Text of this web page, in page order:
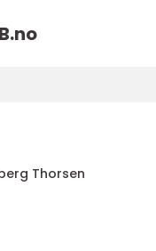
no
Thorsen